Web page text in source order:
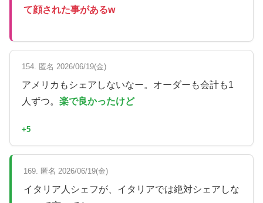
て顔された事があるw
154. 匿名 2026/06/19(金)
アメリカもシェアしないなー。オーダーも会計も1
人ずつ。 楽で良かったけど
+5
169. 匿名 2026/06/19(金)
イタリア人シェフが、イタリアでは絶対シェアしな